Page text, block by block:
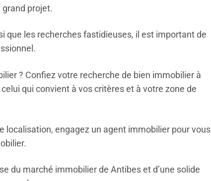
grand projet.
que les recherches fastidieuses, il est important de
? Confiez votre recherche de bien immobilier à
qui convient à vos critères et à votre zone de
localisation, engagez un agent immobilier pour vous
du marché immobilier de Antibes et d’une solide